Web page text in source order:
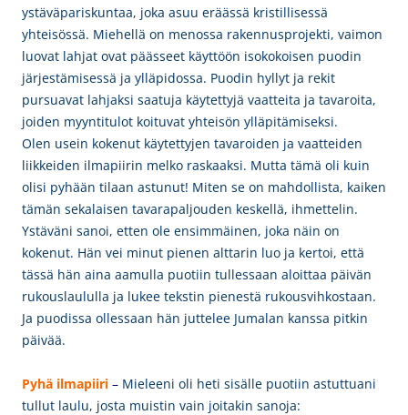
ystäväpariskuntaa, joka asuu eräässä kristillisessä
yhteisössä. Miehellä on menossa rakennusprojekti, vaimon
luovat lahjat ovat päässeet käyttöön isokokoisen puodin
järjestämisessä ja ylläpidossa. Puodin hyllyt ja rekit
pursuavat lahjaksi saatuja käytettyjä vaatteita ja tavaroita,
joiden myyntitulot koituvat yhteisön ylläpitämiseksi.
Olen usein kokenut käytettyjen tavaroiden ja vaatteiden
liikkeiden ilmapiirin melko raskaaksi. Mutta tämä oli kuin
olisi pyhään tilaan astunut! Miten se on mahdollista, kaiken
tämän sekalaisen tavarapaljouden keskellä, ihmettelin.
Ystäväni sanoi, etten ole ensimmäinen, joka näin on
kokenut. Hän vei minut pienen alttarin luo ja kertoi, että
tässä hän aina aamulla puotiin tullessaan aloittaa päivän
rukouslaululla ja lukee tekstin pienestä rukousvihkostaan.
Ja puodissa ollessaan hän juttelee Jumalan kanssa pitkin
päivää.
Pyhä ilmapiiri – Mieleeni oli heti sisälle puotiin astuttuani
tullut laulu, josta muistin vain joitakin sanoja: